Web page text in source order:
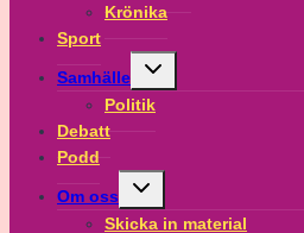
Krönika
Sport
Samhälle
Toggle
menu
Politik
Debatt
Podd
Om oss
Toggle
menu
Skicka in material